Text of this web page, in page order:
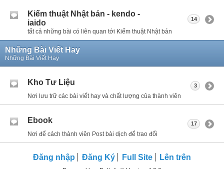
Kiếm thuật Nhật bản - kendo -
iaido
tất cả những bài có liên quan tới Kiếm thuật Nhật bản
14
Những Bài Viết Hay
Những Bài Viết Hay
Kho Tư Liệu
Nơi lưu trữ các bài viết hay và chất lượng của thành viên
3
Ebook
Nơi để cách thành viên Post bài dịch để trao đổi
17
Đăng nhập Đăng Ký Full Site Lên trên